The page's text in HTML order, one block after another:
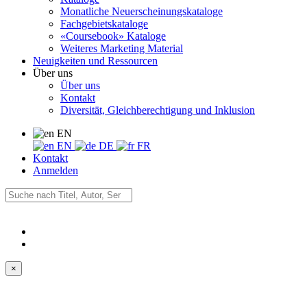
Monatliche Neuerscheinungskataloge
Fachgebietskataloge
«Coursebook» Kataloge
Weiteres Marketing Material
Neuigkeiten und Ressourcen
Über uns
Über uns
Kontakt
Diversität, Gleichberechtigung und Inklusion
EN
EN
DE
FR
Kontakt
Anmelden
×